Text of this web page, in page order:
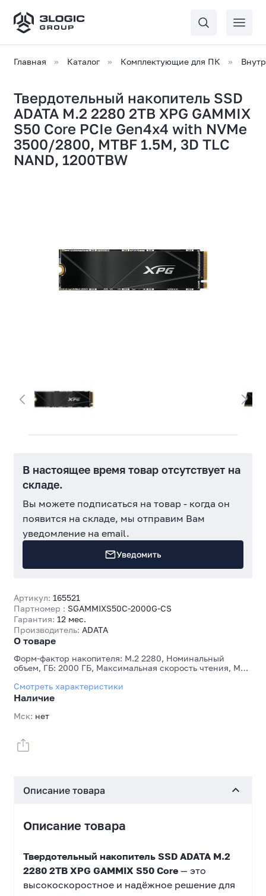
Главная Каталог Комплектующие для ПК
Твердотельный накопитель SSD
ADATA M.2 2280 2TB XPG GAMMIX
S50 Core PCIe Gen4x4 with NVMe
3500/2800, MTBF 1.5M, 3D ТLC
NAND, 1200TBW
Артикул: 165521
Партномер : SGAMMIXS50C-2000G-CS
Гарантия: 12 мес.
Производитель: ADATA
О товаре
Форм-фактор накопителя: M.2 2280, Номинальный
объем, ГБ: 2000 ГБ, Максимальная скорость чтения, МБ/
2800 МБ/с
Смотреть характеристики
Наличие
Мск: нет
В настоящее время товар отсутствует на
складе.
Вы можете подписаться на товар - когда он
появится на складе, мы отправим Вам
уведомление на email.
Уведомить
Описание товара
Описание товара
Твердотельный накопитель SSD ADATA M.2
2280 2TB XPG GAMMIX S50 Core — это
высокоскоростное и надёжное решение для